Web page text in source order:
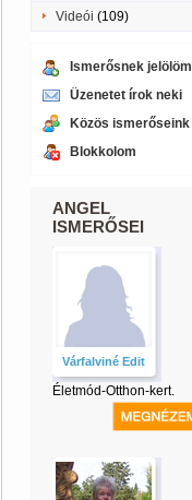
Videói (109)
Ismerősnek jelölöm
Üzenetet írok neki
Közös ismerőseink
Blokkolom
ANGEL
ISMERŐSEI
Várfalviné Edit
Életmód-Otthon-kert.